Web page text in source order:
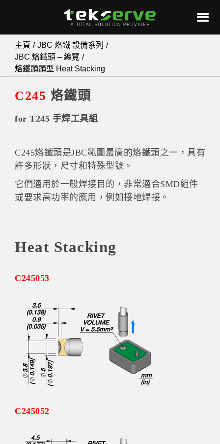
Skip
content
主頁
JBC 烙鐵 設備系列
JBC 烙鐵頭 – 總覽
烙鐵頭頭型 Heat Stacking
C245 烙鐵頭
for T245 手焊工具組
C245烙鐵頭是JBC範圍最廣的烙鐵頭之一，具有
許多形狀，尺​​寸和特殊型號。
它們適用於一般焊接目的，非常適合SMD組件
或要求高功率的應用，例如接地焊接。
Heat Stacking
C245053
C245052